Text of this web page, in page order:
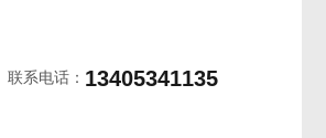
联系电话： 13405341135